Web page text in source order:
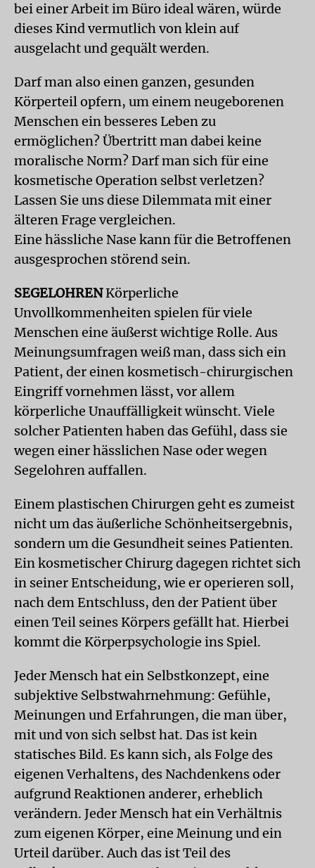
bei einer Arbeit im Büro ideal wären, würde
dieses Kind vermutlich von klein auf
ausgelacht und gequält werden.
Darf man also einen ganzen, gesunden
Körperteil opfern, um einem neugeborenen
Menschen ein besseres Leben zu
ermöglichen? Übertritt man dabei keine
moralische Norm? Darf man sich für eine
kosmetische Operation selbst verletzen?
Lassen Sie uns diese Dilemmata mit einer
älteren Frage vergleichen.
Eine hässliche Nase kann für die Betroffenen
ausgesprochen störend sein.
SEGELOHRENKörperliche
Unvollkommenheiten spielen für viele
Menschen eine äußerst wichtige Rolle. Aus
Meinungsumfragen weiß man, dass sich ein
Patient, der einen kosmetisch-chirurgischen
Eingriff vornehmen lässt, vor allem
körperliche Unauffälligkeit wünscht. Viele
solcher Patienten haben das Gefühl, dass sie
wegen einer hässlichen Nase oder wegen
Segelohren auffallen.
Einem plastischen Chirurgen geht es zumeist
nicht um das äußerliche Schönheitsergebnis,
sondern um die Gesundheit seines Patienten.
Ein kosmetischer Chirurg dagegen richtet sich
in seiner Entscheidung, wie er operieren soll,
nach dem Entschluss, den der Patient über
einen Teil seines Körpers gefällt hat. Hierbei
kommt die Körperpsychologie ins Spiel.
Jeder Mensch hat ein Selbstkonzept, eine
subjektive Selbstwahrnehmung: Gefühle,
Meinungen und Erfahrungen, die man über,
mit und von sich selbst hat. Das ist kein
statisches Bild. Es kann sich, als Folge des
eigenen Verhaltens, des Nachdenkens oder
aufgrund Reaktionen anderer, erheblich
verändern. Jeder Mensch hat ein Verhältnis
zum eigenen Körper, eine Meinung und ein
Urteil darüber. Auch das ist Teil des